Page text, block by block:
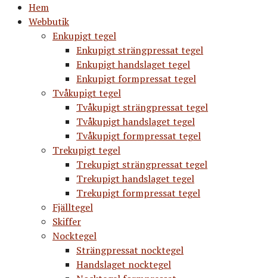
Hem
Webbutik
Enkupigt tegel
Enkupigt strängpressat tegel
Enkupigt handslaget tegel
Enkupigt formpressat tegel
Tvåkupigt tegel
Tvåkupigt strängpressat tegel
Tvåkupigt handslaget tegel
Tvåkupigt formpressat tegel
Trekupigt tegel
Trekupigt strängpressat tegel
Trekupigt handslaget tegel
Trekupigt formpressat tegel
Fjälltegel
Skiffer
Nocktegel
Strängpressat nocktegel
Handslaget nocktegel